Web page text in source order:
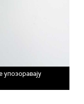
упозоравају